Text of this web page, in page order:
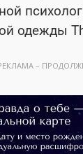
одежды
–